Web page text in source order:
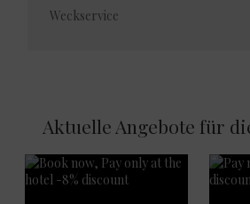
Weckservice
Aktuelle Angebote für